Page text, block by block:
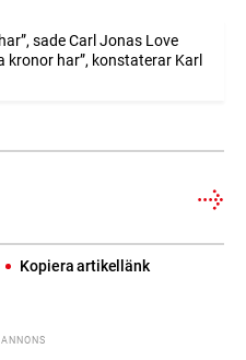
sade Carl Jonas Love
kronor har”, konstaterar Karl
Kopiera artikellänk